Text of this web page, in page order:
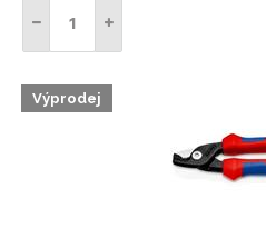
Výprodej